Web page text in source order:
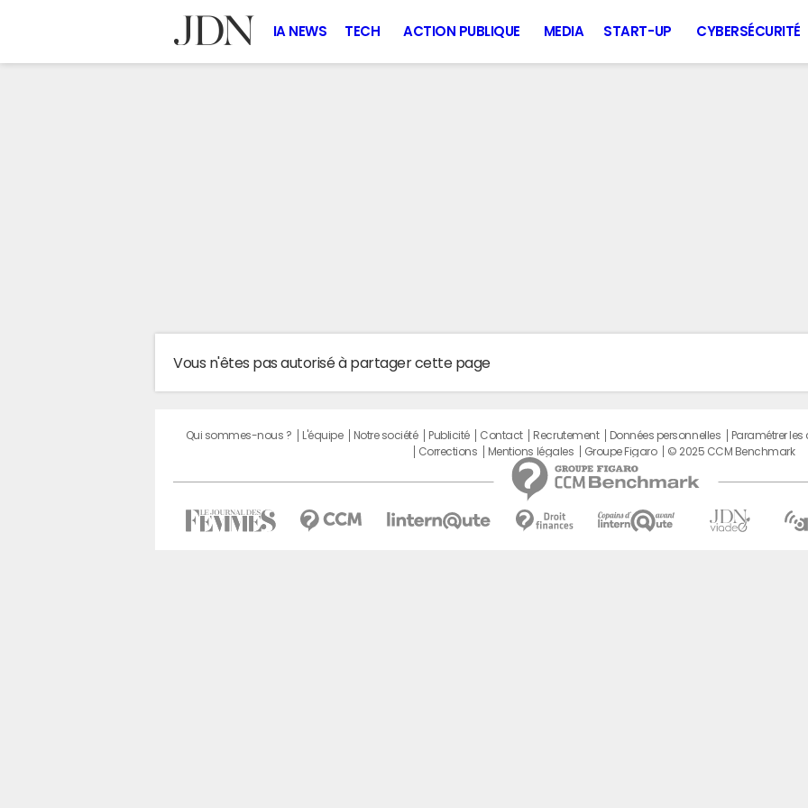
IA NEWS TECH ACTION PUBLIQUE MEDIA START-UP CYBERSÉCURITÉ
Vous n'êtes pas autorisé à partager cette page
Qui sommes-nous ? L'équipe Notre société Publicité Contact Recrutement Données personnelles Paramétrer les
Corrections
Mentions légales Groupe Figaro © 2025 CCM Benchmark